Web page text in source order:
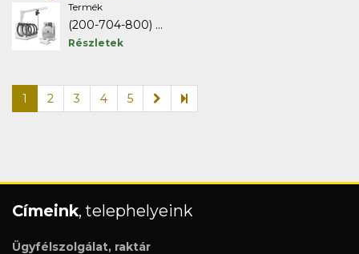
Termék
(200-704-800) ...
Részletek
1 2 3 4 5
Címeink, telephelyeink
Ügyfélszolgálat, raktár